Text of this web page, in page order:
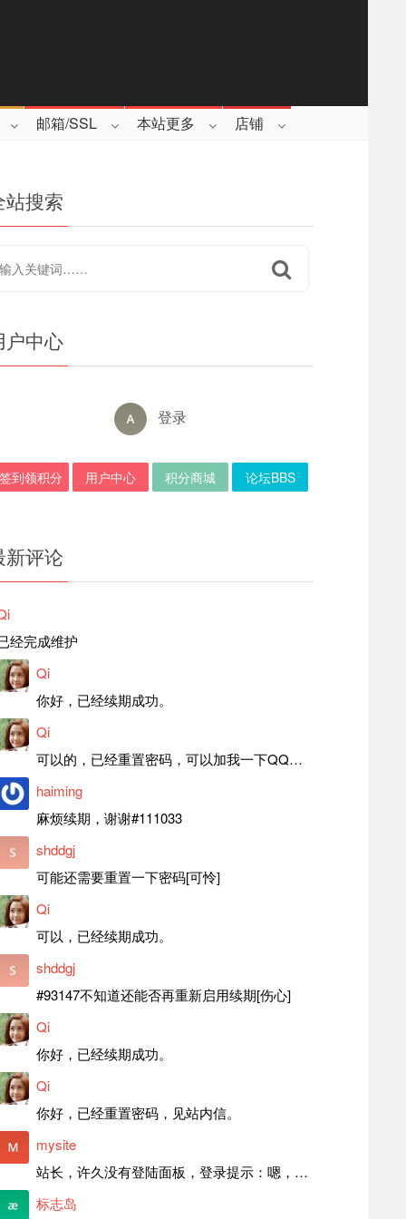
邮箱/SSL 本站更多 店铺
站搜索
户中心
登录
签到领积分 用户中心 积分商城 论坛BBS
新评论
经完成维护
Qi
你好，已经续期成功。
Qi
可以的，已经重置密码，可以加我一下QQ，留言后我就发密码给你。
haiming
麻烦续期，谢谢#111033
shddgj
可能还需要重置一下密码[可怜]
Qi
可以，已经续期成功。
shddgj
#93147不知道还能否再重新启用续期[伤心]
Qi
你好，已经续期成功。
Qi
你好，已经重置密码，见站内信。
mysite
站长，许久没有登陆面板，登录提示：嗯，登录详细信息似乎不正确。请重试。 网站还可以正常使用。如果是密码问题请帮忙重置一下密码。谢谢。订单号：97790，账号：aa20210950。 站长，提交了工单，你回复续期成功，不过我的问题是面部登陆信息有问题，一直是初始密码，现在无法登陆，有时间麻烦排查一下。
标志岛